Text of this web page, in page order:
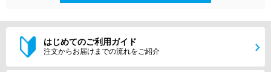
はじめてのご利用ガイド
注文からお届けまでの流れをご紹介